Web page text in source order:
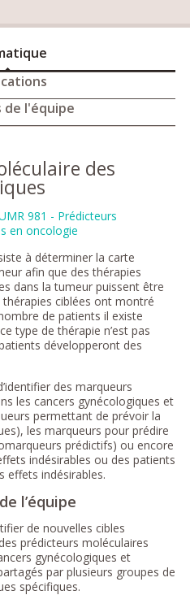
de l'équipe
des
981 - Prédicteurs
en oncologie
à déterminer la carte
afin que des thérapies
dans la tumeur puissent être
ciblées ont montré
de patients il existe
type de thérapie n’est pas
développeront des
des marqueurs
les cancers gynécologiques et
permettant de prévoir la
les marqueurs pour prédire
prédictifs) ou encore
indésirables ou des patients
effets indésirables.
l’équipe
de nouvelles cibles
prédicteurs moléculaires
gynécologiques et
par plusieurs groupes de
spécifiques.